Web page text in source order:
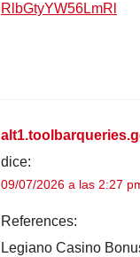
RlbGtyYW56LmRl
dice:
09/07/2026 a las 2:27
References:
Legiano Casino